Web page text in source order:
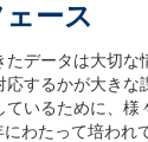
ース
データは大切
するかが大き
ているために、
わたって培われ